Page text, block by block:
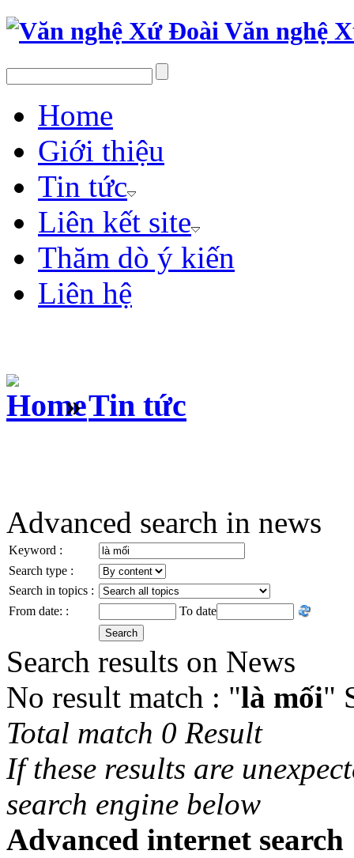
Văn nghệ
Home
Giới thiệu
Tin tức
Liên kết site
Thăm dò ý kiến
Liên hệ
» Tin tức
Advanced search in news
Keyword :
Search type :
Search in topics :
From date: :
To date
Search results on News
No result match : "là mối"
Total match 0 Result
If these results are
search engine below
Advanced internet search